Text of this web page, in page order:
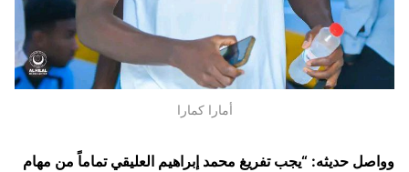
أمارا كمارا
وواصل حديثه: “يجب تفريغ محمد إبراهيم العليقي تماماً من مهام